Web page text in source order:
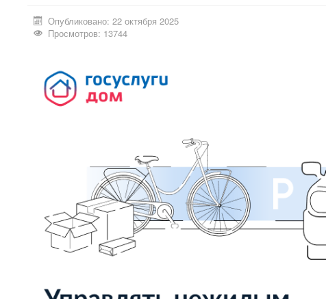
Опубликовано: 22 октября 2025
Просмотров: 13744